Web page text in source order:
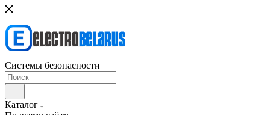
Системы безопасности
Каталог